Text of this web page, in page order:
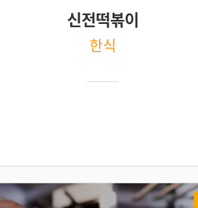
신전떡볶이
한식